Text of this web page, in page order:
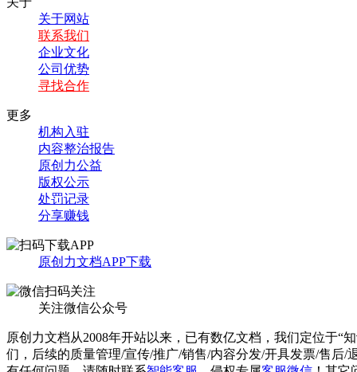
关于网站
联系我们
企业文化
公司优势
寻找合作
更多
机构入驻
内容整治报告
原创力公益
版权公示
处罚记录
分享赚钱
原创力文档APP下载
关注微信公众号
原创力文档从2008年开站以来，已有数亿文档，我们定位于“
们，后续的质量管理/宣传/推广/销售/内容分发/开具发票/售后/